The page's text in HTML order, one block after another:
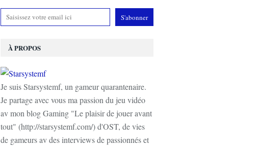
À PROPOS
Je suis Starsystemf, un gameur quarantenaire.
Je partage avec vous ma passion du jeu vidéo
av mon blog Gaming "Le plaisir de jouer avant
tout" (http://starsystemf.com/) d'OST, de vies
de gameurs av des interviews de passionnés et